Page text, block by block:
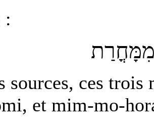
:
מִמָּחֳרַת
sources, ces
et mim-mo-